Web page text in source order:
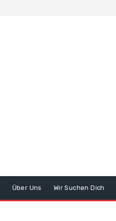
Über Uns Wir Suchen Dich